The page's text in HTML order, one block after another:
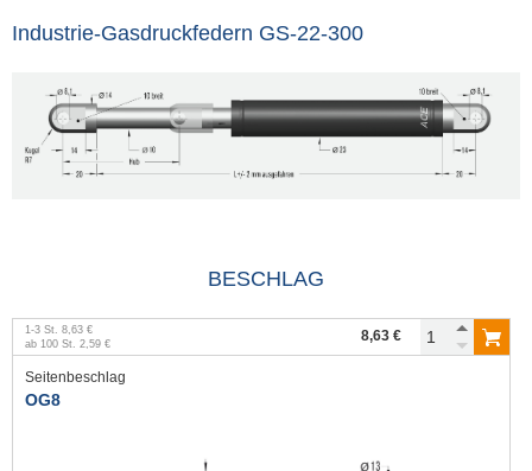
Industrie-Gasdruckfedern GS-22-300
BESCHLAG
1 -3 St. 8,63 €
ab 100 St. 2,59 € 8,63 €
Seitenbeschlag
OG8